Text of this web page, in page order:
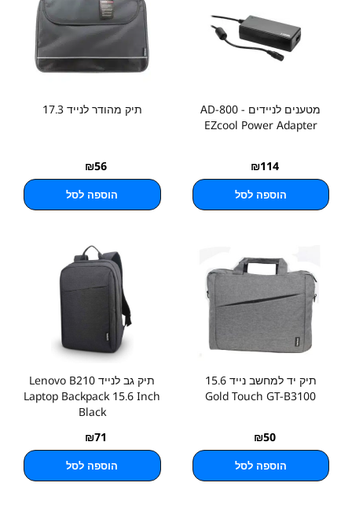
מטענים לניידים AD-800 -
EZcool Power Adapter
₪114
הוספה לסל
תיק מהודר לנייד 17.3
₪56
הוספה לסל
תיק יד למחשב נייד 15.6
Gold Touch GT-B3100
₪50
הוספה לסל
תיק גב לנייד Lenovo B210
Laptop Backpack 15.6 Inch
Black
₪71
הוספה לסל